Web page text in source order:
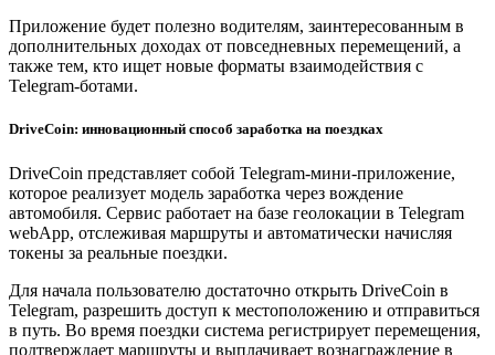
Приложение будет полезно водителям, заинтересованным в
дополнительных доходах от повседневных перемещений, а
также тем, кто ищет новые форматы взаимодействия с
Telegram-ботами.
DriveCoin: инновационный способ заработка на поездках
DriveCoin представляет собой Telegram-мини-приложение,
которое реализует модель заработка через вождение
автомобиля. Сервис работает на базе геолокации в Telegram
webApp, отслеживая маршруты и автоматически начисляя
токены за реальные поездки.
Для начала пользователю достаточно открыть DriveCoin в
Telegram, разрешить доступ к местоположению и отправиться
в путь. Во время поездки система регистрирует перемещения,
подтверждает маршруты и выплачивает вознаграждение в